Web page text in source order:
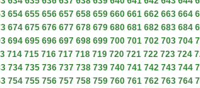
654 655 656 657 658 659 660 661 662 663 664
674 675 676 677 678 679 680 681 682 683 684
694 695 696 697 698 699 700 701 702 703 704
714 715 716 717 718 719 720 721 722 723 724
734 735 736 737 738 739 740 741 742 743 744
754 755 756 757 758 759 760 761 762 763 764